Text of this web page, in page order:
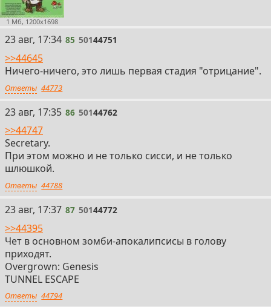
1 Мб, 1200x1698
85
23 авг, 17:34 85 50144751
>>44645
Ничего-ничего, это лишь первая стадия "отрицание".
Ответы 44773
86
23 авг, 17:35 86 50144762
>>44747
Secretary.
При этом можно и не только сисси, и не только
шлюшкой.
Ответы 44788
87
23 авг, 17:37 87 50144772
>>44395
Чет в основном зомби-апокалипсисы в голову
приходят.
Overgrown: Genesis
TUNNEL ESCAPE
Ответы 44794